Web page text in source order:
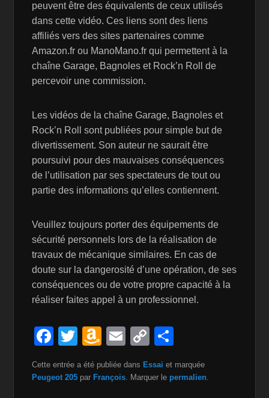
peuvent être des équivalents de ceux utilisés
dans cette vidéo. Ces liens sont des liens
affiliés vers des sites partenaires comme
Amazon.fr ou ManoMano.fr qui permettent à la
chaîne Garage, Bagnoles et Rock’n Roll de
percevoir une commission.
Les vidéos de la chaîne Garage, Bagnoles et
Rock’n Roll sont publiées pour simple but de
divertissement. Son auteur ne saurait être
poursuivi pour des mauvaises conséquences
de l’utilisation par ses spectateurs de tout ou
partie des informations qu’elles contiennent.
Veuillez toujours porter des équipements de
sécurité personnels lors de la réalisation de
travaux de mécanique similaires. En cas de
doute sur la dangerosité d’une opération, de ses
conséquences ou de votre propre capacité à la
réaliser faites appel à un professionnel.
F
c
T
wi
tt
A
m
a
E
m
ail
C
p
ta
Cette entrée a été publiée dans Essai et marquée
Peugeot 205 par François. Marquer le permalien.